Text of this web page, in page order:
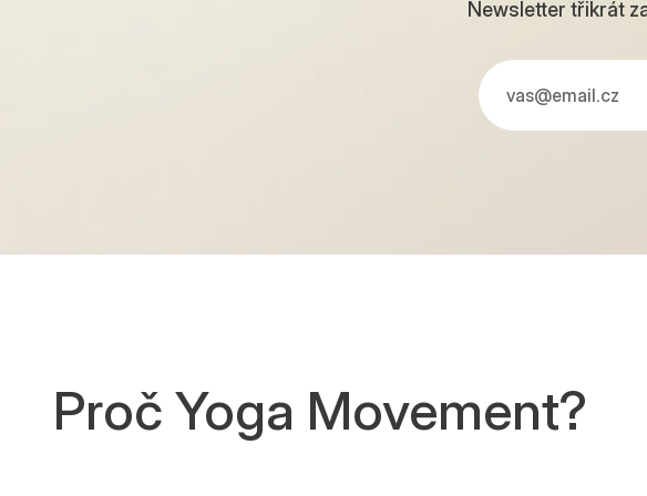
Newsletter třikrát
Proč Yoga Movement?